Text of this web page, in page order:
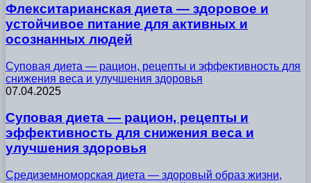
Флекситарианская диета — здоровое и
устойчивое питание для активных и
осознанных людей
Суповая диета — рацион, рецепты и эффективность для
снижения веса и улучшения здоровья
07.04.2025
Суповая диета — рацион, рецепты и
эффективность для снижения веса и
улучшения здоровья
Средиземноморская диета — здоровый образ жизни,